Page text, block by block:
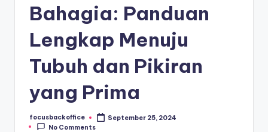
Bahagia: Panduan
Lengkap Menuju
Tubuh dan Pikiran
yang Prima
Posted
by
focusbackoffice
September 25, 2024
No Comments